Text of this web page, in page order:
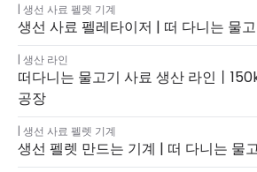
생선 사료 펠렛 기계
생선 사료 펠레타이저 | 떠 다니는 물
생산 라인
떠다니는 물고기 사료 생산 라인丨
공장
생선 사료 펠렛 기계
생선 펠렛 만드는 기계 | 떠 다니는 물